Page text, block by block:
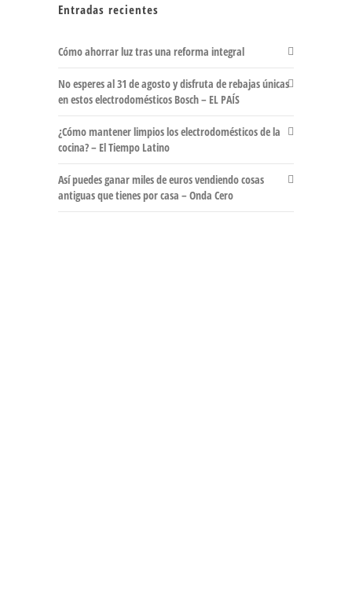
Entradas recientes
Cómo ahorrar luz tras una reforma integral
No esperes al 31 de agosto y disfruta de rebajas únicas
en estos electrodomésticos Bosch – EL PAÍS
¿Cómo mantener limpios los electrodomésticos de la
cocina? – El Tiempo Latino
Así puedes ganar miles de euros vendiendo cosas
antiguas que tienes por casa – Onda Cero